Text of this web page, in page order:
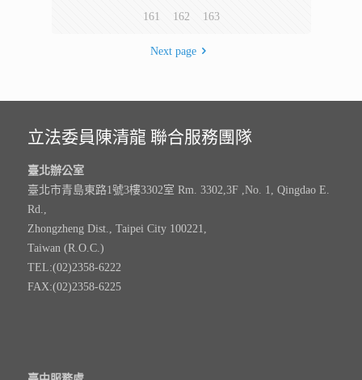
161 162 163
Next page
立法委員陳清龍 聯合服務團隊
臺北辦公室
臺北市青島東路1號3樓3302室 Rm. 3302,3F ,No. 1, Qingdao E.
Rd.,
Zhongzheng Dist., Taipei City 100221,
Taiwan (R.O.C.)
TEL:(02)2358-6222
FAX:(02)2358-6225